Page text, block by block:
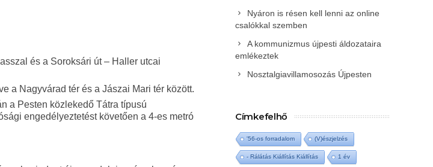
és a Soroksári út – Haller utcai
a Nagyvárad tér és a Jászai Mari tér között.
a Pesten közlekedő Tátra típusú
engedélyeztetést követően a 4-es metró
Nyáron is résen kell lenni az online
csalókkal szemben
A kommunizmus újpesti áldozataira
emlékeztek
Nosztalgiavillamosozás Újpesten
Címkefelhő
'56-os forradalom (V)észjelzés
- Rálátás Kiállítás Kiállítás 1 év